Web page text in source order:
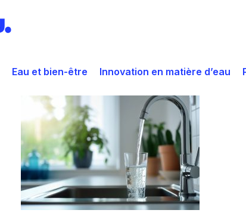
Eau et bien-être Innovation en matière d’eau